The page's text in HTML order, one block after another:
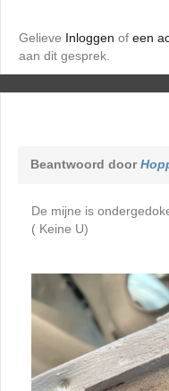
Gelieve Inloggen of een
aan dit gesprek.
Beantwoord door
De mijne is
( Keine U)